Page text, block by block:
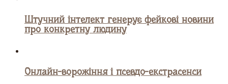
Штучний інтелект генерує фейкові новини
про конкретну людину
Онлайн-ворожіння і псевдо-екстрасенси